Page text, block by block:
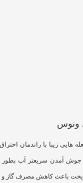
ونوس
جوش آمدن سریعتر آب بطور
باعث کاهش مصرف گاز و